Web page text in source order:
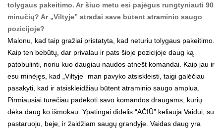
tolygaus pakeitimo. Ar šiuo metu esi pajėgus rungtyniauti 90
minučių? Ar „Viltyje” atradai save būtent atraminio saugo
pozicijoje?
Malonu, kad taip gražiai pristatyta, kad neturiu tolygaus pakeitimo.
Kaip ten bebūtų, dar privalau ir pats šioje pozicijoje daug ką
patobulinti, noriu kuo daugiau naudos atnešt komandai. Kaip jau ir
esu minėjęs, kad „Viltyje” man pavyko atsiskleisti, taigi galėčiau
pasakyti, kad ir atsiskleidžiau būtent atraminio saugo amplua.
Pirmiausiai turėčiau padėkoti savo komandos draugams, kurių
dėka daug ko išmokau. Ypatingai didelis “AČIŪ” keliauja Vaidui, su
pastaruoju, beje, ir žaidžiam saugų grandyje. Vaidas daug yra